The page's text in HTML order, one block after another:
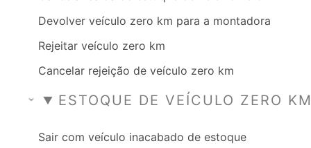
Devolver veículo zero km para a montadora
Rejeitar veículo zero km
Cancelar rejeição de veículo zero km
ESTOQUE DE VEÍCULO ZERO
Sair com veículo inacabado de estoque